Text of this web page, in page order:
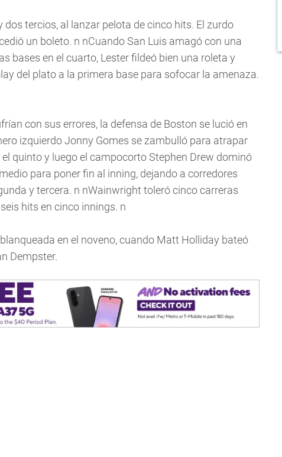
dos tercios, al lanzar pelota de cinco hits. El zurdo
un boleto. n nCuando San Luis amagó con una
bases en el cuarto, Lester fildeó bien una roleta y
del plato a la primera base para sofocar la amenaza.
con sus errores, la defensa de Boston se lució en
izquierdo Jonny Gomes se zambulló para atrapar
quinto y luego el campocorto Stephen Drew dominó
para poner fin al inning, dejando a corredores
y tercera. n nWainwright toleró cinco carreras
hits en cinco innings. n
en el noveno, cuando Matt Holliday bateó
Dempster.